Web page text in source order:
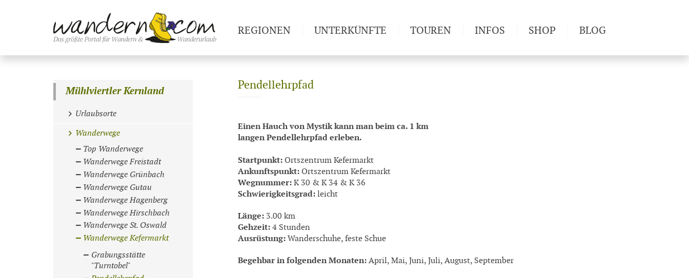
Pendellehrpfad
Einen Hauch von Mystik kann man beim ca. 1 km
langen Pendel­lehrpfad erleben.
Startpunkt: Ortszentrum Kefermarkt
Ankunftspunkt: Ortszentrum Kefermarkt
Wegnummer: K 30 & K 34 & K 36
Schwierigkeitsgrad: leicht
Länge: 3.00 km
Gehzeit: 4 Stunden
Ausrüstung: Wanderschuhe, feste Schue
Begehbar in folgenden Monaten: April, Mai, Juni, Juli, August, September
Mühlviertler Kernland
Urlaubsorte
Wanderwege
Top Wanderwege
Wanderwege Freistadt
Wanderwege Grünbach
Wanderwege Gutau
Wanderwege Hagenberg
Wanderwege Hirschbach
Wanderwege St. Oswald
Wanderwege Kefermarkt
Grabungsstätte
"Turntobel"
REGIONEN UNTERKÜNFTE TOUREN INFOS SHOP BLOG